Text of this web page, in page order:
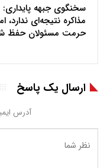
سخنگوی جبهه پایداری:
مذاکره نتیجه‌ای ندارد،
حرمت مسئولان حفظ
ارسال یک پاسخ
آدرس